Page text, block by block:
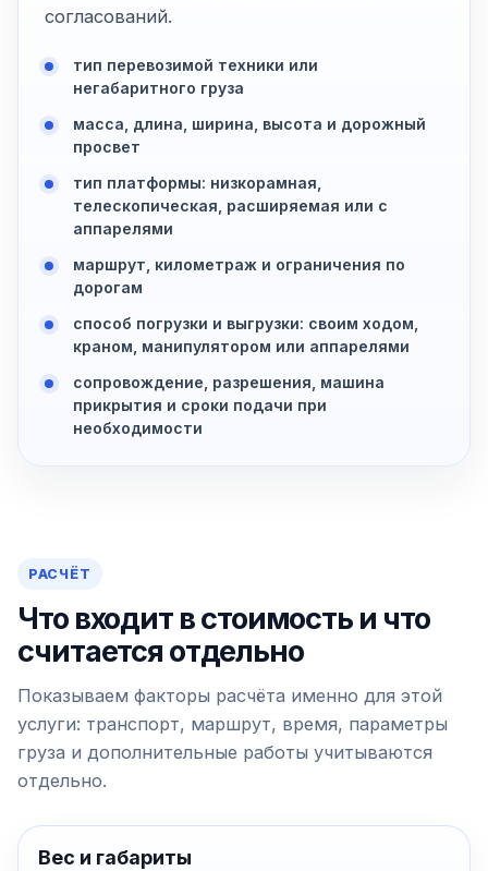
согласований.
тип перевозимой техники или
негабаритного груза
масса, длина, ширина, высота и дорожный
просвет
тип платформы: низкорамная,
телескопическая, расширяемая или с
аппарелями
маршрут, километраж и ограничения по
дорогам
способ погрузки и выгрузки: своим ходом,
краном, манипулятором или аппарелями
сопровождение, разрешения, машина
прикрытия и сроки подачи при
необходимости
РАСЧЁТ
Что входит в стоимость и что
считается отдельно
Показываем факторы расчёта именно для этой
услуги: транспорт, маршрут, время, параметры
груза и дополнительные работы учитываются
отдельно.
Вес и габариты